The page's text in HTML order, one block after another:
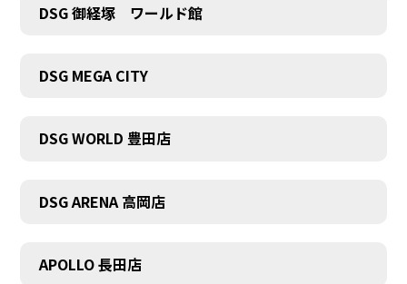
DSG 御経塚 ワールド館
DSG MEGA CITY
DSG WORLD 豊田店
DSG ARENA 高岡店
APOLLO 長田店